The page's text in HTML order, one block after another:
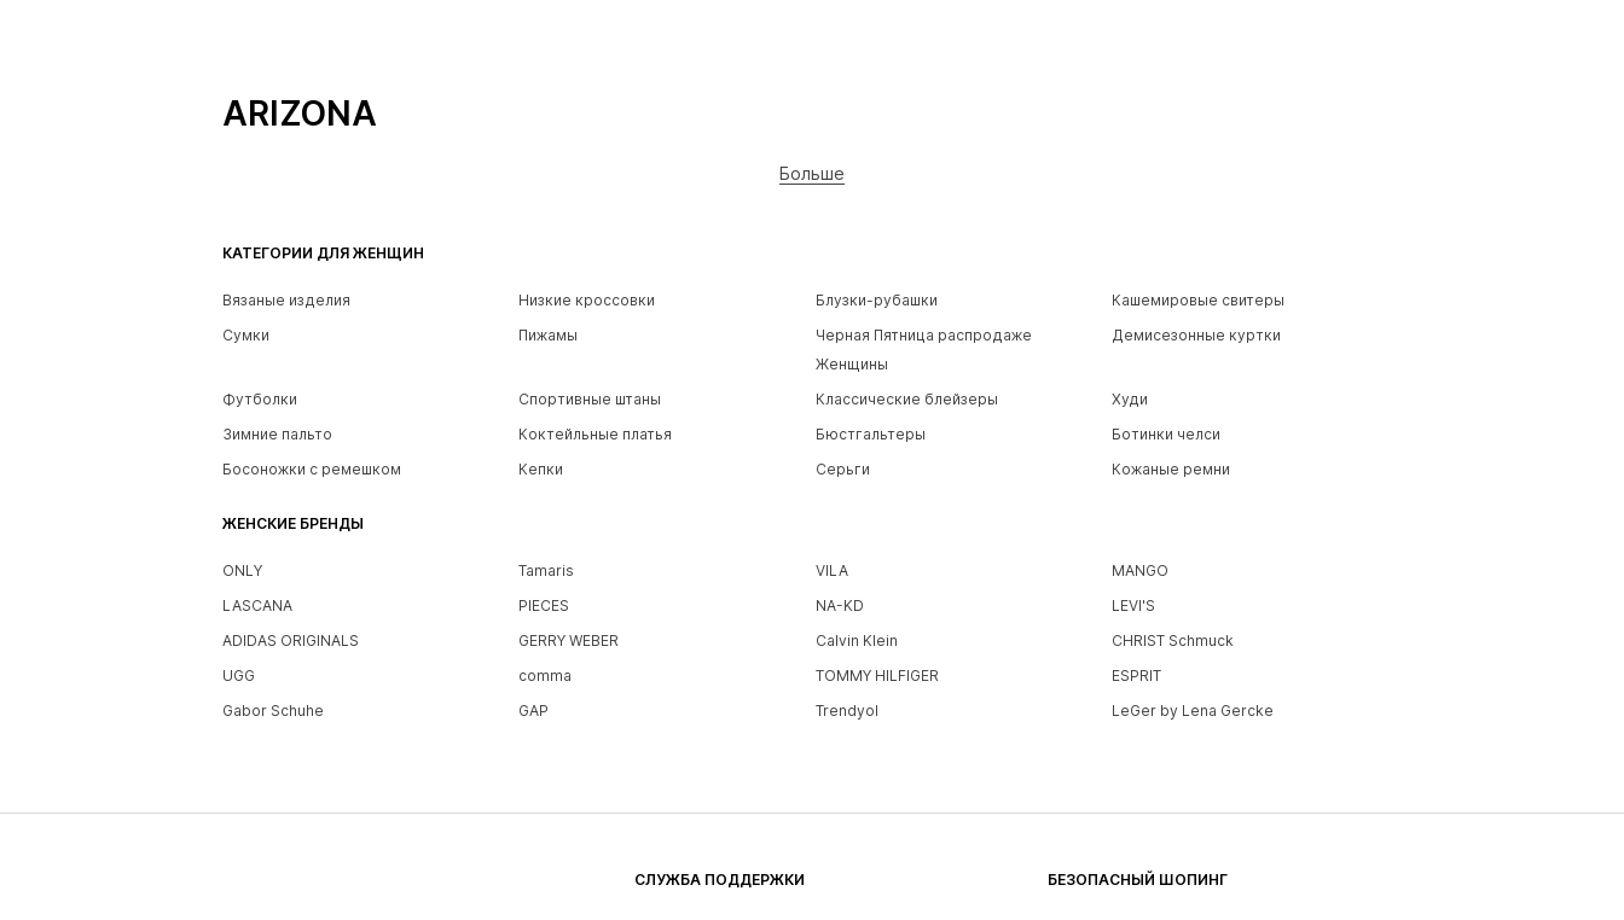
КАТЕГОРИИ ДЛЯ ЖЕНЩИН
Вязаные изделия Низкие кроссовки Блузки-рубашки
Кашемировые свитеры
Сумки
Пижамы
Черная Пятница распродаже
Женщины
Демисезонные куртки
Футболки Спортивные штаны Классические блейзеры
Худи
Зимние пальто
Коктейльные платья Бюстгальтеры
Ботинки челси
Босоножки с ремешком
Кепки Серьги Кожаные ремни
ЖЕНСКИЕ БРЕНДЫ
ONLY Tamaris VILA
MANGO
LASCANA
PIECES NA-KD
LEVI'S
ADIDAS ORIGINALS
GERRY WEBER Calvin Klein
CHRIST Schmuck
UGG
comma TOMMY HILFIGER
ESPRIT
Gabor Schuhe
GAP Trendyol LeGer by Lena Gercke
СЛУЖБА ПОДДЕРЖКИ БЕЗОПАСНЫЙ ШОПИНГ
ARIZONA
Больше